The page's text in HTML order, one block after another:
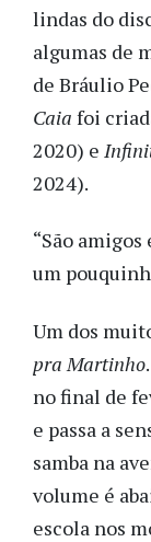
lindas do
algumas de
de Bráulio
Caia foi
2020) e
2024).
“São
um
Um dos
pra Martinho
no final de
e passa a
samba na
volume é
escola nos